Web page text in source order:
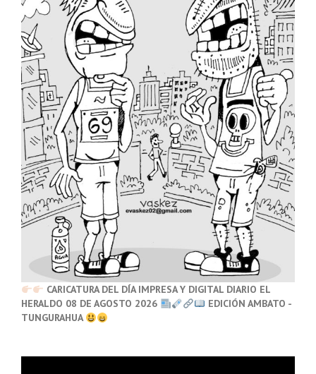
CARICATURA DEL DÍA IMPRESA Y DIGITAL DIARIO EL
HERALDO 08 DE AGOSTO 2026
EDICIÓN AMBATO -
TUNGURAHUA